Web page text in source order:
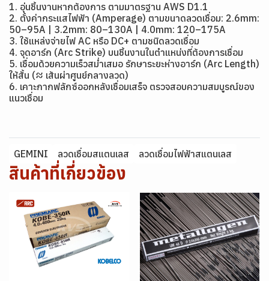
1. อุ่นชิ้นงานหากต้องการ ตามมาตรฐาน AWS D1.1
2. ตั้งค่ากระแสไฟฟ้า (Amperage) ตามขนาดลวดเชื่อม: 2.6mm:
50–95A | 3.2mm: 80–130A | 4.0mm: 120–175A
3. ใช้แหล่งจ่ายไฟ AC หรือ DC+ ตามชนิดลวดเชื่อม
4. จุดอาร์ก (Arc Strike) บนชิ้นงานในตำแหน่งที่ต้องการเชื่อม
5. เชื่อมด้วยความเร็วสม่ำเสมอ รักษาระยะห่างอาร์ก (Arc Length)
ให้สั้น (≈ เส้นผ่าศูนย์กลางลวด)
6. เคาะกากฟลักซ์ออกหลังเชื่อมเสร็จ ตรวจสอบความสมบูรณ์ของ
แนวเชื่อม
GEMINI ลวดเชื่อมสแตนเลส ลวดเชื่อมไฟฟ้าสแตนเลส
สินค้าที่เกี่ยวข้อง